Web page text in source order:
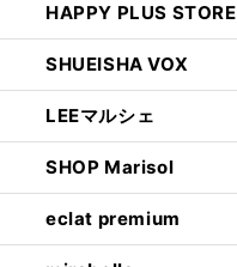
HAPPY PLUS STORE
SHUEISHA VOX
LEEマルシェ
SHOP Marisol
eclat premium